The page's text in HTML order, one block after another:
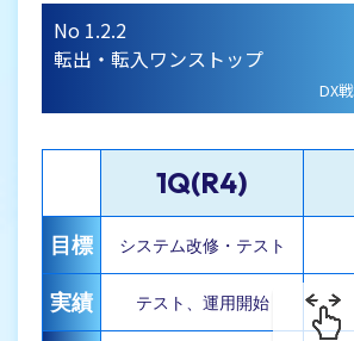
No 1.2.2
転出・転入ワンストップ
DX
1Q(R4)
目標 システム改修・テスト
実績 テスト、運用開始